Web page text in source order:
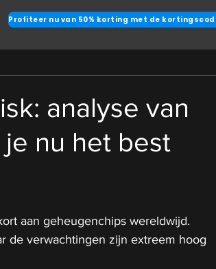
analyse van
nu het best
aan geheugenchips wereldwijd.
de verwachtingen zijn extreem hoog